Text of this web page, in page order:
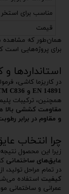
مناسب برای
قیمت
همان‌طور که مشاهده
برای پروژه‌هایی است که نیاز به
استانداردها
در کاریزما کاشی،
EN 14891 و ASTM C836
همچنین، ترکیبات
مقاومت کششی بالا
و مقاوم در برابر
چرا انتخاب
زیرا این محصول
عایق‌های ساختمانی
در تمام مراحل تولید، از
کیفیت استفاده
عمرانی و ساختمانی